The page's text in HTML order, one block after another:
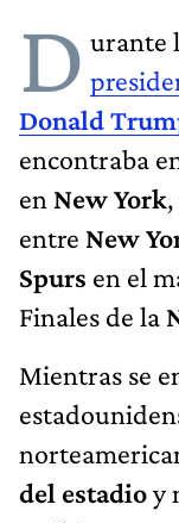
D urante
Donald
encontraba
en New York
entre New
Spurs en el
Finales de la
Mientras se
del estadioy